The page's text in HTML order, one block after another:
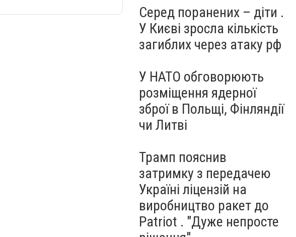
Серед поранених – діти .
У Києві зросла кількість
загиблих через атаку рф
У НАТО обговорюють
розміщення ядерної
зброї в Польщі, Фінляндії
чи Литві
Трамп пояснив
затримку з передачею
Україні ліцензій на
виробництво ракет до
Patriot . "Дуже непросте